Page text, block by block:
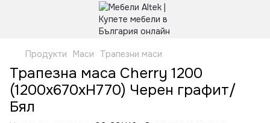
Продукти Маси Трапезни маси
Трапезна маса Cherry 1200
(1200х670хН770) Черен графит/
Бял